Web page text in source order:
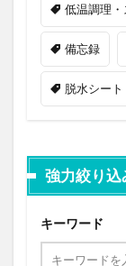
低温調理
備忘録
脱水シート
強力絞り込
キーワード